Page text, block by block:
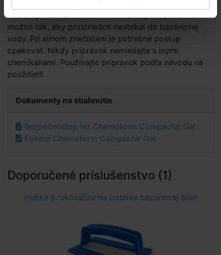
stenu byzénu vyčistíme vlhkou špongiou, pokiaľ
možno tak, aby prostriedok nestekal do bazénovej
vody. Pri silnom znečistení je potrebné postup
opakovať. Nikdy prípravok nemiešajte s inými
chemikáliami. Používajte prípravok podľa návodu na
použitie!!!
Dokumenty na stiahnutie
Bezpečnostný list Chemoform Compactal Gel
Etiketa Chemoform Compactal Gel
Doporučené príslušenstvo (1)
Hubka s rukoväťou na čistenie bazénovej fólie